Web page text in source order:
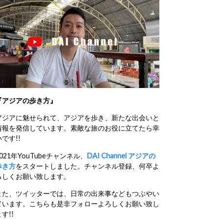
アジアの歩き方』
ジアに魅せられて、アジアを歩き、新たな出会いと
報を発信しています。素敵な旅のお役に立てたら幸
です!!
年YouTubeチャンネル、 DAI Channel アジアの
き方をスタートしました。チャンネル登録、何卒よ
しくお願い致します。
た、ツイッターでは、日常の出来事などもつぶやい
います。こちらも是非フォローよろしくお願い致し
す!!